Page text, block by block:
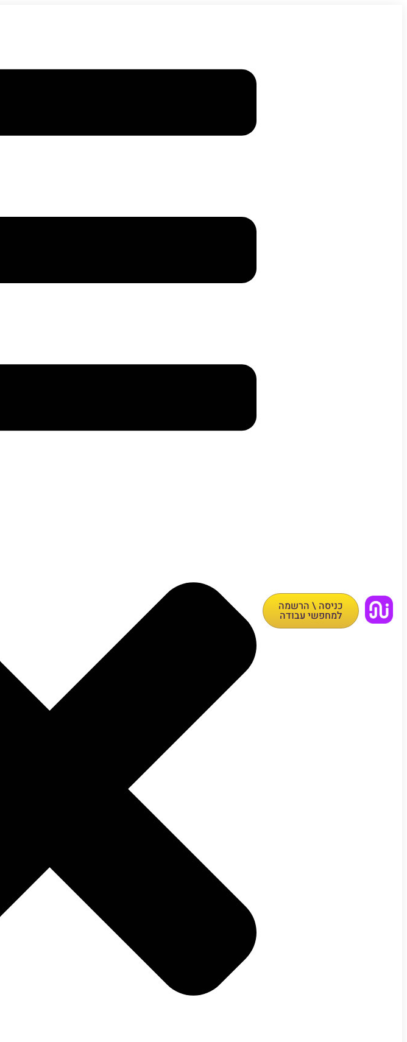
כניסה \ הרשמה
למחפשי עבודה